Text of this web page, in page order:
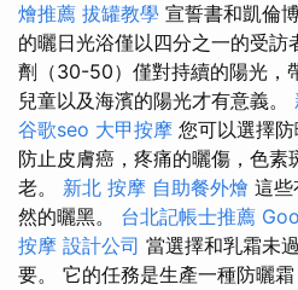
燴推薦 拔罐教學 宣誓書和凱倫
的曬日光浴僅以四分之一的受訪
劑（30-50）僅對持續的陽光，
兒童以及海濱的陽光才有意義。
谷歌seo 大甲按摩 您可以選擇
防止皮膚癌，疼痛的曬傷，色素
老。 新北 按摩 自助餐外燴 這些
然的曬黑。 台北記帳士推薦
按摩 設計公司 當選擇和乳霜未
要。 它的任務是生產一種防曬